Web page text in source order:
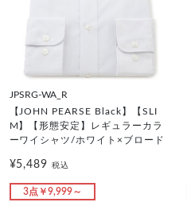
JPSRG-WA_R
【JOHN PEARSE Black】【SLI
M】【形態安定】レギュラーカラ
ーワイシャツ/ホワイト×ブロード
¥5,489税込
3点￥9,999～